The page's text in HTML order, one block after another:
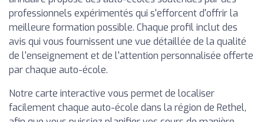
professionnels expérimentés qui s'efforcent d'offrir la
meilleure formation possible. Chaque profil inclut des
avis qui vous fournissent une vue détaillée de la qualité
de l'enseignement et de l'attention personnalisée offerte
par chaque auto-école.
Notre carte interactive vous permet de localiser
facilement chaque auto-école dans la région de Rethel,